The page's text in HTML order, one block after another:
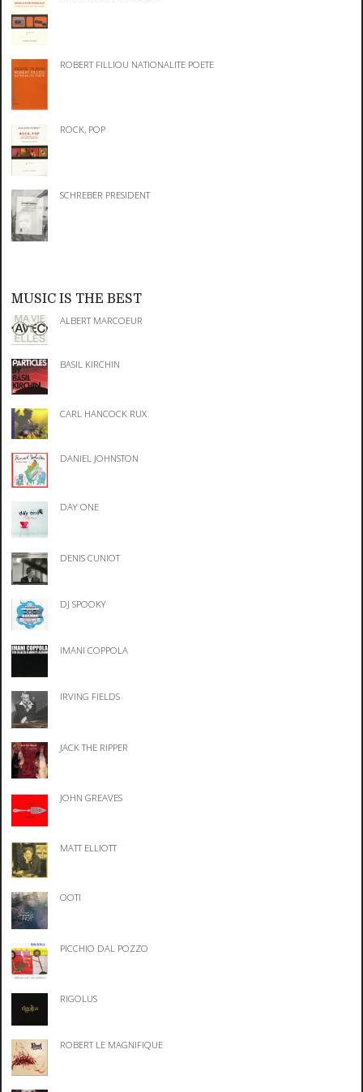
ROBERT FILLIOU NATIONALITE POETE
ROCK, POP
SCHREBER PRESIDENT
MUSIC IS THE BEST
ALBERT MARCOEUR
BASIL KIRCHIN
CARL HANCOCK RUX
DANIEL JOHNSTON
DAY ONE
DENIS CUNIOT
DJ SPOOKY
IMANI COPPOLA
IRVING FIELDS
JACK THE RIPPER
JOHN GREAVES
MATT ELLIOTT
OOTI
PICCHIO DAL POZZO
RIGOLUS
ROBERT LE MAGNIFIQUE